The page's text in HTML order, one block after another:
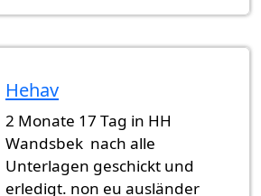
Hehav
2 Monate 17 Tag in HH
Wandsbek nach alle
Unterlagen geschickt und
erledigt. non eu ausländer